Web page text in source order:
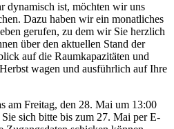
dynamisch ist, möchten wir uns
Dazu haben wir ein monatliches
gerufen, zu dem wir Sie herzlich
über den aktuellen Stand der
auf die Raumkapazitäten und
wagen und ausführlich auf Ihre
am Freitag, den 28. Mai um 13:00
sich bitte bis zum 27. Mai per E-